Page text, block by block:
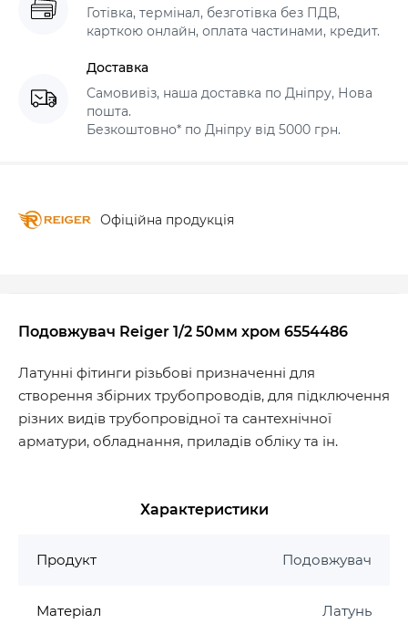
Готівка, термінал, безготівка без ПДВ,
карткою онлайн, оплата частинами, кредит.
Доставка
Самовивіз, наша доставка по Дніпру, Нова
пошта.
Безкоштовно* по Дніпру від 5000 грн.
Офіційна продукція
Подовжувач Reiger 1/2 50мм хром 6554486
Латунні фітинги різьбові призначенні для
створення збірних трубопроводів, для підключення
різних видів трубопровідної та сантехнічної
арматури, обладнання, приладів обліку та ін.
Характеристики
Продукт Подовжувач
Матеріал Латунь